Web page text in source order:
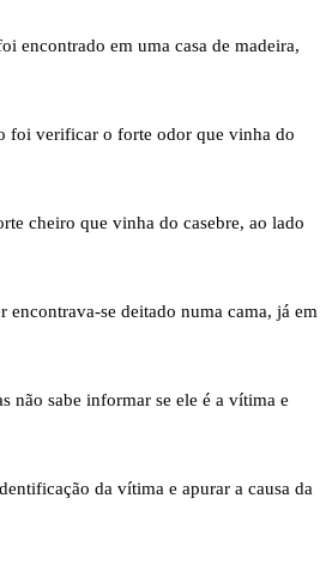
encontrado em uma casa de madeira,
foi verificar o forte odor que vinha do
cheiro que vinha do casebre, ao lado
se deitado numa cama, já em
não sabe informar se ele é a vítima e
da vítima e apurar a causa da